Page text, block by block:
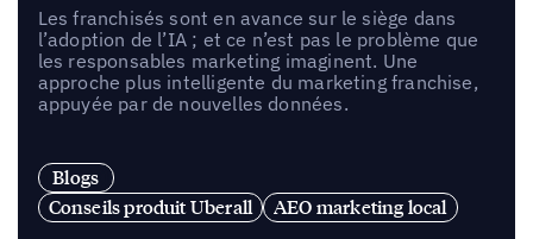
Les franchisés sont en avance sur le siège dans
l’adoption de l’IA ; et ce n’est pas le problème que
les responsables marketing imaginent. Une
approche plus intelligente du marketing franchise,
appuyée par de nouvelles données.
Blogs
Conseils produit Uberall
AEO marketing local